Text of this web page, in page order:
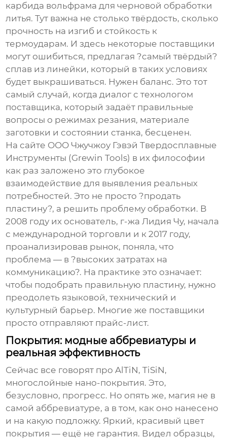
карбида вольфрама для черновой обработки
литья. Тут важна не столько твёрдость, сколько
прочность на изгиб и стойкость к
термоударам. И здесь некоторые поставщики
могут ошибиться, предлагая ?самый твёрдый?
сплав из линейки, который в таких условиях
будет выкрашиваться. Нужен баланс. Это тот
самый случай, когда диалог с технологом
поставщика, который задаёт правильные
вопросы о режимах резания, материале
заготовки и состоянии станка, бесценен.
На сайте ООО Чжучжоу Гэвэй Твердосплавные
Инструменты (Grewin Tools) в их философии
как раз заложено это глубокое
взаимодействие для выявления реальных
потребностей. Это не просто ?продать
пластину?, а решить проблему обработки. В
2008 году их основатель, г-жа Лидия Чу, начала
с международной торговли и к 2017 году,
проанализировав рынок, поняла, что
проблема — в ?высоких затратах на
коммуникацию?. На практике это означает:
чтобы подобрать правильную пластину, нужно
преодолеть языковой, технический и
культурный барьер. Многие же поставщики
просто отправляют прайс-лист.
Покрытия: модные аббревиатуры и
реальная эффективность
Сейчас все говорят про AlTiN, TiSiN,
многослойные нано-покрытия. Это,
безусловно, прогресс. Но опять же, магия не в
самой аббревиатуре, а в том, как оно нанесено
и на какую подложку. Яркий, красивый цвет
покрытия — ещё не гарантия. Видел образцы,